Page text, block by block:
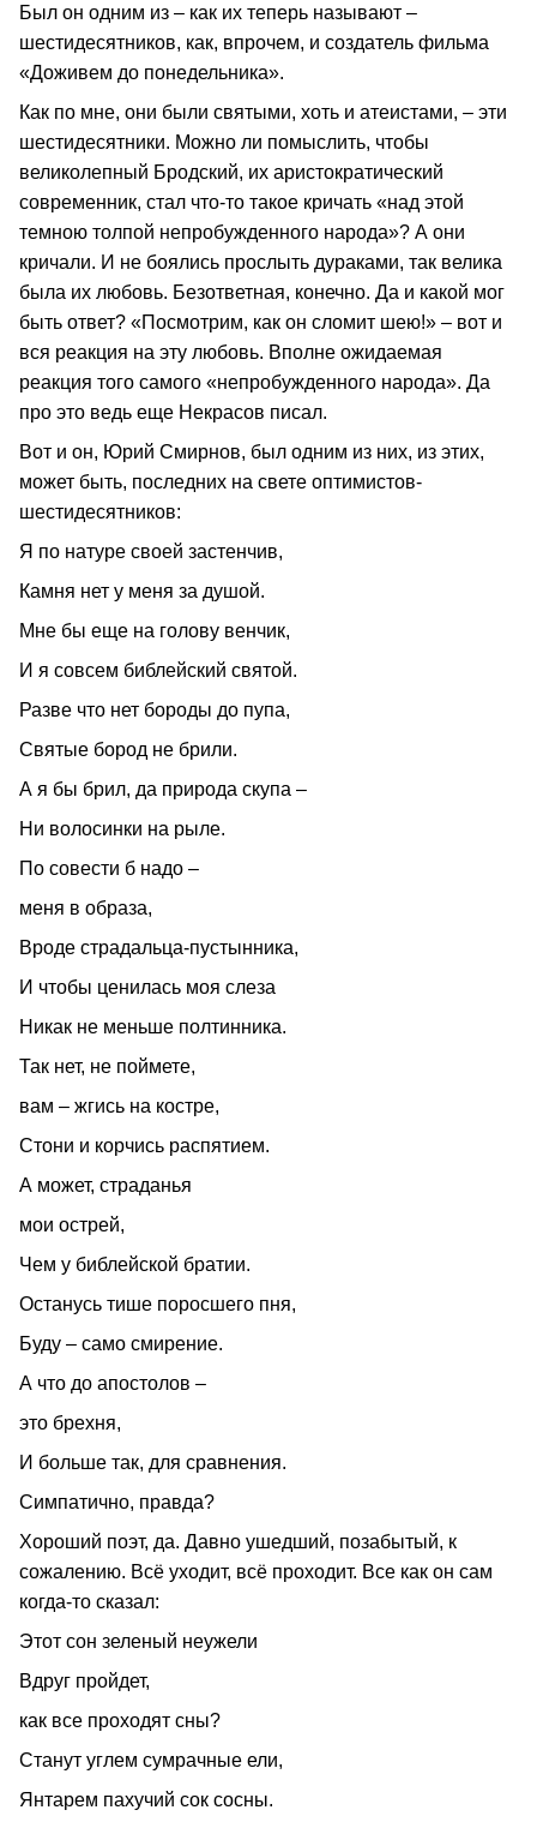
Был он одним из – как их теперь называют –
шестидесятников, как, впрочем, и создатель фильма
«Доживем до понедельника».
Как по мне, они были святыми, хоть и атеистами, – эти
шестидесятники. Можно ли помыслить, чтобы
великолепный Бродский, их аристократический
современник, стал что-то такое кричать «над этой
темною толпой непробужденного народа»? А они
кричали. И не боялись прослыть дураками, так велика
была их любовь. Безответная, конечно. Да и какой мог
быть ответ? «Посмотрим, как он сломит шею!» – вот и
вся реакция на эту любовь. Вполне ожидаемая
реакция того самого «непробужденного народа». Да
про это ведь еще Некрасов писал.
Вот и он, Юрий Смирнов, был одним из них, из этих,
может быть, последних на свете оптимистов-
шестидесятников:
Я по натуре своей застенчив,
Камня нет у меня за душой.
Мне бы еще на голову венчик,
И я совсем библейский святой.
Разве что нет бороды до пупа,
Святые бород не брили.
А я бы брил, да природа скупа –
Ни волосинки на рыле.
По совести б надо –
меня в образа,
Вроде страдальца-пустынника,
И чтобы ценилась моя слеза
Никак не меньше полтинника.
Так нет, не поймете,
вам – жгись на костре,
Стони и корчись распятием.
А может, страданья
мои острей,
Чем у библейской братии.
Останусь тише поросшего пня,
Буду – само смирение.
А что до апостолов –
это брехня,
И больше так, для сравнения.
Симпатично, правда?
Хороший поэт, да. Давно ушедший, позабытый, к
сожалению. Всё уходит, всё проходит. Все как он сам
когда-то сказал:
Этот сон зеленый неужели
Вдруг пройдет,
как все проходят сны?
Станут углем сумрачные ели,
Янтарем пахучий сок сосны.